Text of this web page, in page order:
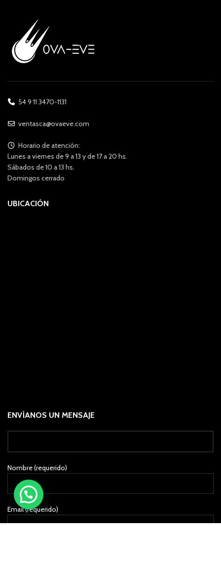
54 9 11 3470-1131
ventasca@ovaeve.com
Horario de atención:
Lunes a viernes de 9 a 13 y de 17 a 20 hs.
Sábados de 10 a 13 hs.
Domingos cerrado
UBICACIÓN
ENVÍANOS UN MENSAJE
Nombre (requerido)
Email (requerido)